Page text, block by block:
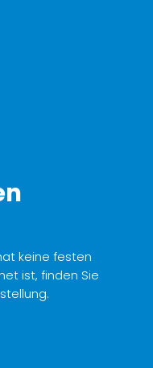
keine festen
ist, finden Sie